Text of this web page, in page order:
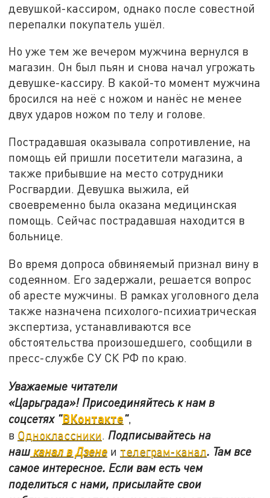
девушкой-кассиром, однако после совестной
перепалки покупатель ушёл.
Но уже тем же вечером мужчина вернулся в
магазин. Он был пьян и снова начал угрожать
девушке-кассиру. В какой-то момент мужчина
бросился на неё с ножом и нанёс не менее
двух ударов ножом по телу и голове.
Пострадавшая оказывала сопротивление, на
помощь ей пришли посетители магазина, а
также прибывшие на место сотрудники
Росгвардии. Девушка выжила, ей
своевременно была оказана медицинская
помощь. Сейчас пострадавшая находится в
больнице.
Во время допроса обвиняемый признал вину в
содеянном. Его задержали, решается вопрос
об аресте мужчины. В рамках уголовного дела
также назначена психолого-психиатрическая
экспертиза, устанавливаются все
обстоятельства произошедшего, сообщили в
пресс-службе СУ СК РФ по краю.
Уважаемые читатели
«Царьграда»! Присоединяйтесь к нам в
соцсетях "ВКонтакте",
в Одноклассники Подписывайтесь на
нашканал в Дзене и телеграм-канал. Там все
самое интересное. Если вам есть чем
поделиться с нами, присылайте свои